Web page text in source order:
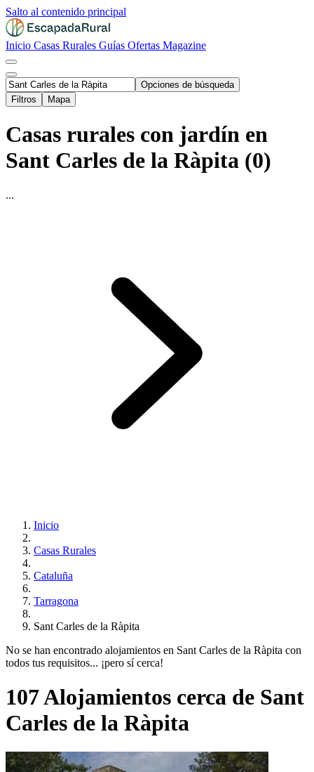
Salto al contenido principal
Inicio Casas Rurales Guías Ofertas Magazine
Opciones de búsqueda
Filtros
Mapa
Casas rurales con jardín en
Sant Carles de la Ràpita (0)
...
Inicio
Casas Rurales
Cataluña
Tarragona
Sant Carles de la Ràpita
No se han encontrado alojamientos en Sant Carles de la Ràpita con
todos tus requisitos... ¡pero sí cerca!
107 Alojamientos cerca de Sant
Carles de la Ràpita